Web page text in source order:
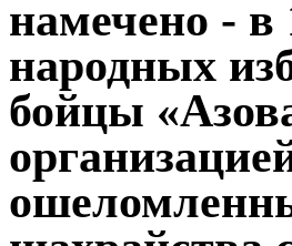
намечено - в
народных
бойцы